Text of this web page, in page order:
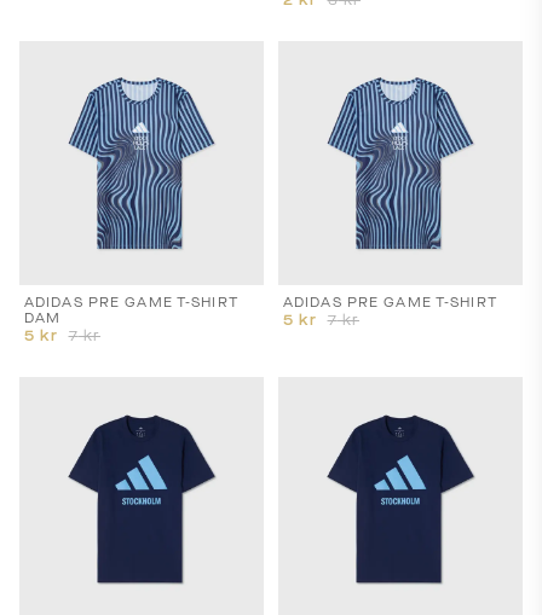
ADIDAS PRE GAME T-SHIRT
DAM
5 kr 7kr
ADIDAS PRE GAME T-SHIRT
5 kr 7kr